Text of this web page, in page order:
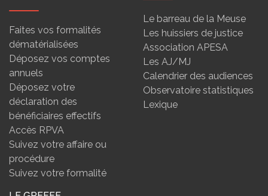
Faites vos formalités
dématérialisées
Déposez vos comptes
annuels
Déposez votre
déclaration des
bénéficiaires effectifs
Accès RPVA
Suivez votre affaire ou
procédure
Suivez votre formalité
Le barreau de la Meuse
Les huissiers de justice
Association APESA
Les AJ/MJ
Calendrier des audiences
Observatoire statistiques
Lexique